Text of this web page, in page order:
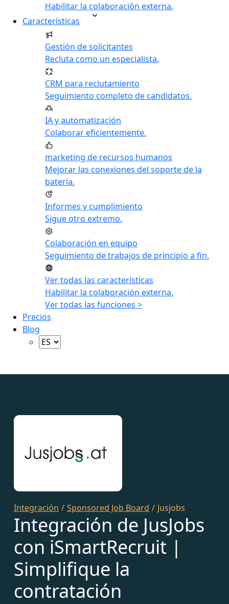
Habilitar la colaboración externa.
Características
Gestión de solicitantes
Recluta como un especialista.
CRM para reclutamiento
Seguimiento completo de candidatos.
IA y automatización
Colaborar eficientemente.
marketing de recursos humanos
Mejorar las conexiones del soporte de la
batería.
Informes y cumplimiento
Sigue otro extremo.
Colaboración en equipo
Seguimiento de trabajos de principio a fin.
Ver todas las características
Habilitar la colaboración externa.
Ver todas las funciones >
Precios
Blog
Integración / Sponsored Job Board / Jusjobs
Integración de JusJobs
con iSmartRecruit |
Simplifique la
contratación